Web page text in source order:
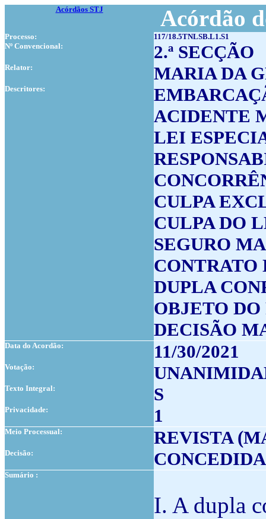
Acórdãos STJ Acórdão
Processo:
117/18.5TNLSB.L1.S1
Nº Convencional:
2.ª SECÇÃO
Relator: MARIA DA
Descritores:
ACIDENTE
LEI
CULPA
CULPA DO
SEGURO
CONTRATO
DUPLA
OBJETO DO
DECISÃO
Data do Acordão: 11/30/2021
Votação:
Texto Integral: S
Privacidade: 1
Meio Processual: REVISTA
Decisão:
Sumário :
I. A dupla